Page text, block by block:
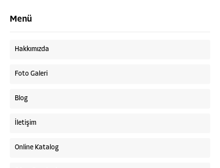
Menü
Hakkımızda
Foto Galeri
Blog
İletişim
Online Katalog